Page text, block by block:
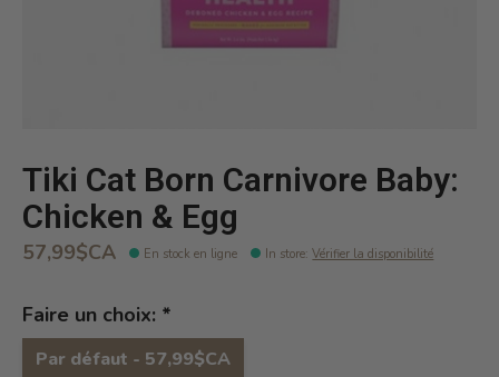
Tiki Cat Born Carnivore Baby:
Chicken & Egg
57,99$CA En stock en ligne In store:Vérifier la disponibilité
Faire un choix: *
Par défaut - 57,99$CA